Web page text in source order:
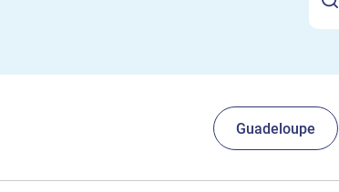
Guadeloupe